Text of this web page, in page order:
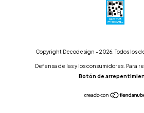
Copyright Decodesign - 2026. Todos los
Defensa de las y los consumidores. Para
Botón de